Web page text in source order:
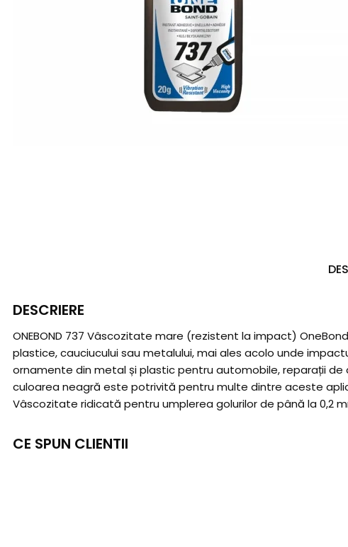
DESCRIERE
ONEBOND 737 Vâscozitate mare (rezistent la impact)
plastice, cauciucului sau metalului, mai ales acolo unde
ornamente din metal și plastic pentru automobile, reparații
culoarea neagră este potrivită pentru multe dintre aceste
Vâscozitate ridicată pentru umplerea golurilor de până la 0,2
CE SPUN CLIENTII